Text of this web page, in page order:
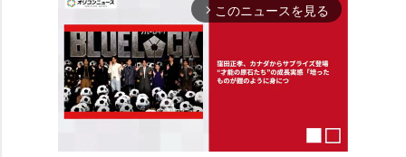
arrow_forward_ios このニュースを見る